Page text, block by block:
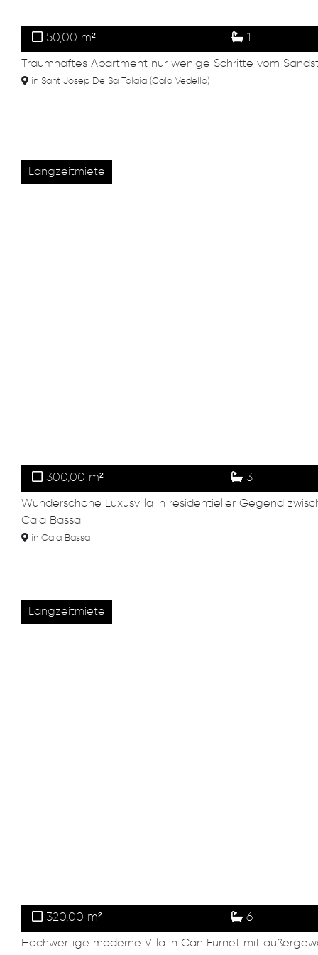
50,00 m² 1
Traumhaftes Apartment nur wenige Schritte vom
in Sant Josep De Sa Talaia (Cala Vedella)
Langzeitmiete
300,00 m² 3
Wunderschöne Luxusvilla in residentieller Gegend
Cala Bassa
in Cala Bassa
Langzeitmiete
320,00 m² 6
Hochwertige moderne Villa in Can Furnet mit